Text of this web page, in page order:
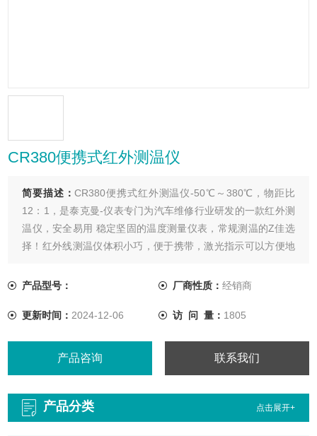
CR380便携式红外测温仪
简要描述：CR380便携式红外测温仪-50℃～380℃，物距比
12：1，是泰克曼-仪表专门为汽车维修行业研发的一款红外测
温仪，安全易用 稳定坚固的温度测量仪表，常规测温的Z佳选
择！红外线测温仪体积小巧，便于携带，激光指示可以方便地
诊断工具。可应用于车辆维修，发动机温度测量，排气管温度
产品型号： 厂商性质： 经销商
更新时间： 2024-12-06 访 问 量： 1805
产品咨询 联系我们
产品分类 点击展开+